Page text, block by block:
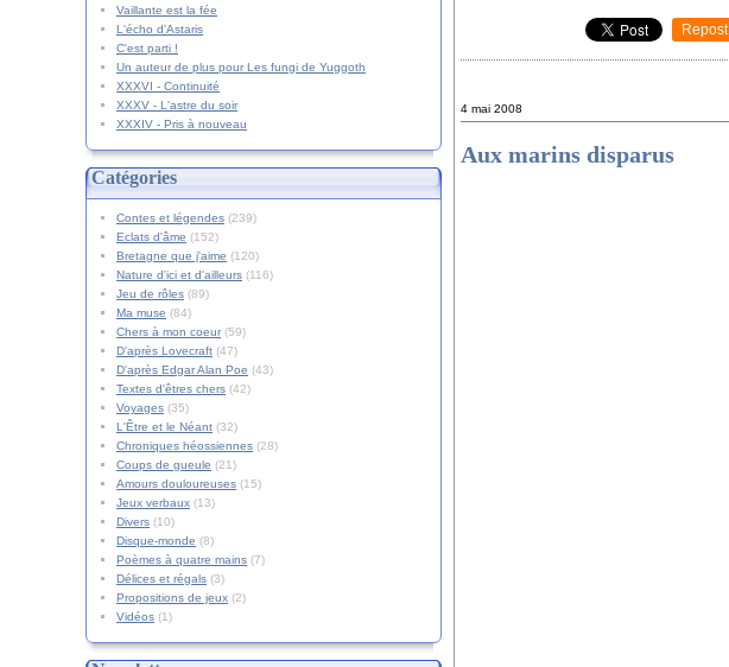
Vaillante est la fée
L'écho d'Astaris
C'est parti !
Un auteur de plus pour Les fungi de Yuggoth
XXXVI - Continuité
XXXV - L'astre du soir
XXXIV - Pris à nouveau
Catégories
Contes et légendes (239)
Eclats d'âme (152)
Bretagne que j'aime (120)
Nature d'ici et d'ailleurs (116)
Jeu de rôles (89)
Ma muse (84)
Chers à mon coeur (59)
D'après Lovecraft (47)
D'après Edgar Alan Poe (43)
Textes d'êtres chers (42)
Voyages (35)
L'Être et le Néant (32)
Chroniques héossiennes (28)
Coups de gueule (21)
Amours douloureuses (15)
Jeux verbaux (13)
Divers (10)
Disque-monde (8)
Poèmes à quatre mains (7)
Délices et régals (3)
Propositions de jeux (2)
Vidéos (1)
Repost
4 mai 2008
Aux marins disparus